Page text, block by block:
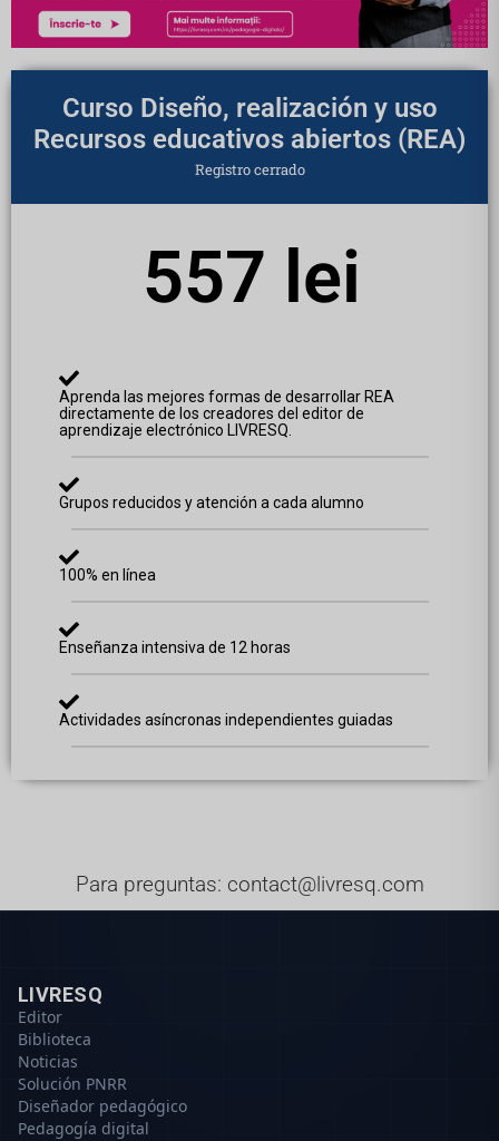
Curso Diseño, realización y uso
Recursos educativos abiertos (REA)
Registro cerrado
557 lei
Aprenda las mejores formas de desarrollar REA
directamente de los creadores del editor de
aprendizaje electrónico LIVRESQ.
Grupos reducidos y atención a cada alumno
100% en línea
Enseñanza intensiva de 12 horas
Actividades asíncronas independientes guiadas
Para preguntas: contact@livresq.com
LIVRESQ
Editor
Biblioteca
Noticias
Solución PNRR
Diseñador pedagógico
Pedagogía digital